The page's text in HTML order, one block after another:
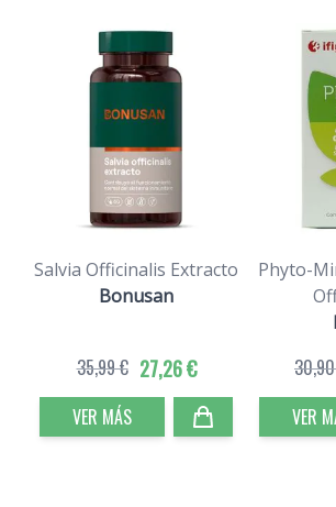
Salvia Officinalis Extracto
Bonusan
27,26 €
35,99 €
VER MÁS
Phyto-
VER